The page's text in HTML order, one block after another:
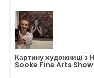
Картину художниці з
Sooke Fine Arts